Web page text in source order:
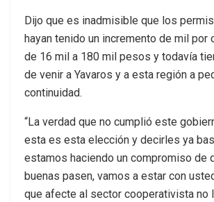
Dijo que es inadmisible que los
hayan tenido un incremento de mil por
de 16 mil a 180 mil pesos y todavía
de venir a Yavaros y a esta región a
continuidad.
“La verdad que no cumplió este
esta es esta elección y decirles ya
estamos haciendo un compromiso de
buenas pasen, vamos a estar con
que afecte al sector cooperativista no